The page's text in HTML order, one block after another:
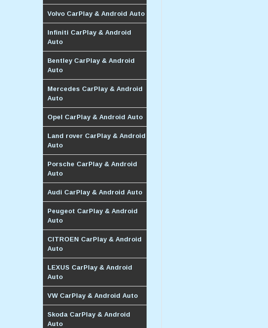
Volvo CarPlay & Android Auto
Infiniti CarPlay & Android
Auto
Bentley CarPlay & Android
Auto
Mercedes CarPlay & Android
Auto
Opel CarPlay & Android Auto
Land rover CarPlay & Android
Auto
Porsche CarPlay & Android
Auto
Audi CarPlay & Android Auto
Peugeot CarPlay & Android
Auto
CITROEN CarPlay & Android
Auto
LEXUS CarPlay & Android
Auto
VW CarPlay & Android Auto
Skoda CarPlay & Android
Auto